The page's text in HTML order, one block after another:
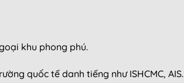
khu phong phú.
quốc tế danh tiếng như ISHCMC, AIS.